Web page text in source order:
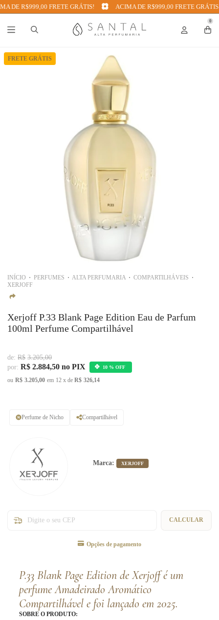
R$999,00 FRETE GRÁTIS! ACIMA DE R$999,00 FRETE GRÁTIS!
0
FRETE GRÁTIS
INÍCIO PERFUMES ALTA PERFUMARIA
COMPARTILHÁVEIS
XERJOFF
Xerjoff P.33 Blank Page Edition Eau de Parfum
100ml Perfume Compartilhável
de: R$ 3.205,00
por: R$ 2.884,50 no PIX 10 % OFF
ou R$ 3.205,00 em 12 x de R$ 326,14
Marca: XERJOFF
Perfume de Nicho Compartilhável
CALCULAR
Opções de pagamento
P.33 Blank Page Edition de Xerjoff é um
perfume Amadeirado Aromático
Compartilhável e foi lançado em 2025.
SOBRE O PRODUTO: